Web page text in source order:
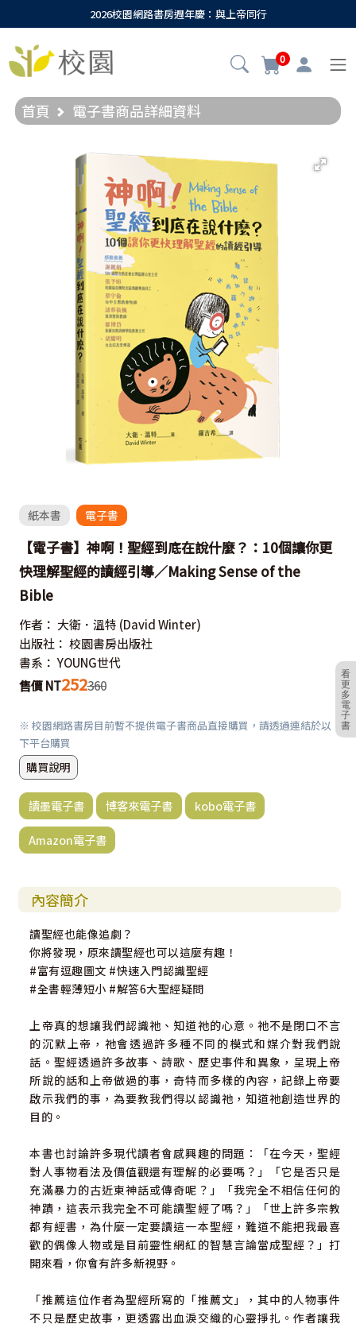
2026校園網路書房週年慶：與上帝同行
0
首頁 電子書商品詳細資料
看
更
多
電
子
書
紙本書 電子書
【電子書】神啊！聖經到底在說什麼？：10個讓你更
快理解聖經的讀經引導／Making Sense of the
Bible
作者： 大衛．溫特 (David Winter)
出版社： 校園書房出版社
書系： YOUNG世代
售價 NT252360
※ 校園網路書房目前暫不提供電子書商品直接購買，請透過連結於以
下平台購買
購買說明
讀墨電子書 博客來電子書 kobo電子書
Amazon電子書
內容簡介
讀聖經也能像追劇？
你將發現，原來讀聖經也可以這麼有趣！
#富有逗趣圖文 #快速入門認識聖經
#全書輕薄短小 #解答6大聖經疑問
上帝真的想讓我們認識祂、知道祂的心意。祂不是閉口不言
的沉默上帝，祂會透過許多種不同的模式和媒介對我們說
話。聖經透過許多故事、詩歌、歷史事件和異象，呈現上帝
所說的話和上帝做過的事，奇特而多樣的內容，記錄上帝要
啟示我們的事，為要教我們得以認識祂，知道祂創造世界的
目的。
本書也討論許多現代讀者會感興趣的問題：「在今天，聖經
對人事物看法及價值觀還有理解的必要嗎？」「它是否只是
充滿暴力的古近東神話或傳奇呢？」「我完全不相信任何的
神蹟，這表示我完全不可能讀聖經了嗎？」「世上許多宗教
都有經書，為什麼一定要讀這一本聖經，難道不能把我最喜
歡的偶像人物或是目前靈性網紅的智慧言論當成聖經？」打
開來看，你會有許多新視野。
「推薦這位作者為聖經所寫的「推薦文」，其中的人物事件
不只是歷史故事，更透露出血淚交織的心靈掙扎。作者讓我